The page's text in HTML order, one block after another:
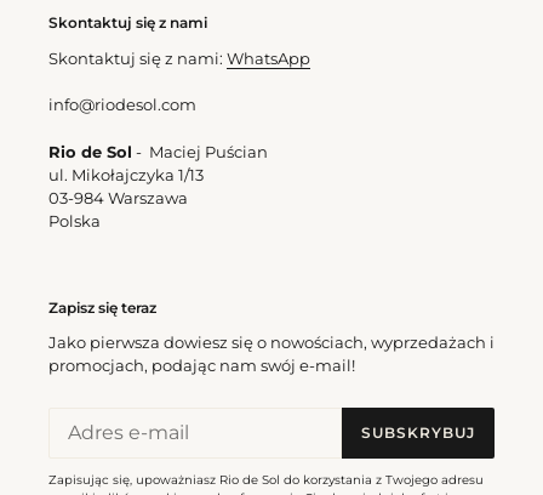
Skontaktuj się z nami
Skontaktuj się z nami: WhatsApp
info@riodesol.com
Rio de Sol - Maciej Puścian
ul. Mikołajczyka 1/13
03-984 Warszawa
Polska
Zapisz się teraz
Jako pierwsza dowiesz się o nowościach, wyprzedażach i
promocjach, podając nam swój e-mail!
SUBSKRYBUJ
Zapisując się, upoważniasz Rio de Sol do korzystania z Twojego adresu